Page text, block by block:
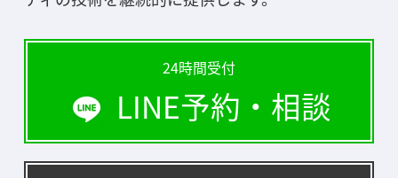
24時間受付
LINE予約・相談